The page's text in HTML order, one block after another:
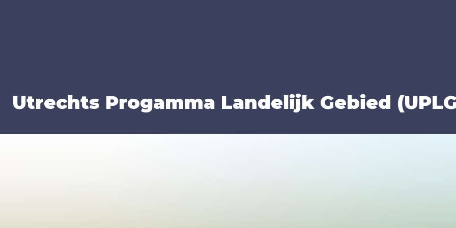
Utrechts Pro­gam­ma Lan­de­lijk Gebied (